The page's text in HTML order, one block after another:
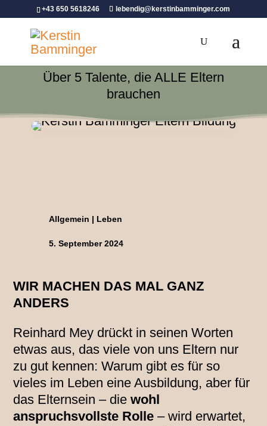
+43 650 5618246 lebendig@kerstinbamminger.com
Über 5 Talente, die ALLE Eltern
brauchen
Allgemein | Leben
5. September 2024
WIR MACHEN DAS MAL GANZ
ANDERS
Reinhard Mey drückt in seinen Worten
etwas aus, das viele von uns Eltern nur
zu gut kennen: Warum gibt es für so
vieles im Leben eine Ausbildung, aber für
das Elternsein – diewohl
anspruchsvollste Rolle – wird erwartet,